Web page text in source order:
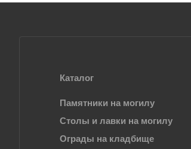
Каталог
Памятники на могилу
Столы и лавки на могилу
Ограды на кладбище